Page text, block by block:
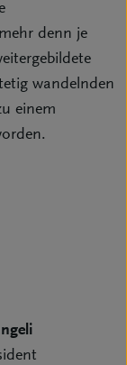
denn je
wandelnden
einem